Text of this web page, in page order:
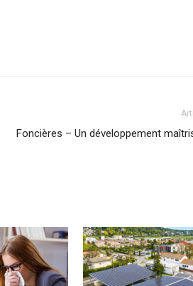
Foncières – Un développement